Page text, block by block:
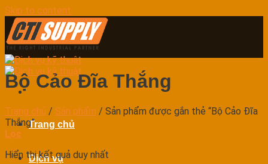
Skip to content
Trang chủ
Dịch vụ
Bộ Cảo Đĩa Thắng
Trang chủ / Sản phẩm / Sản phẩm được gắn thẻ “Bộ Cảo Đĩa
Thắng”
Lọc
Hiển thị kết quả duy nhất